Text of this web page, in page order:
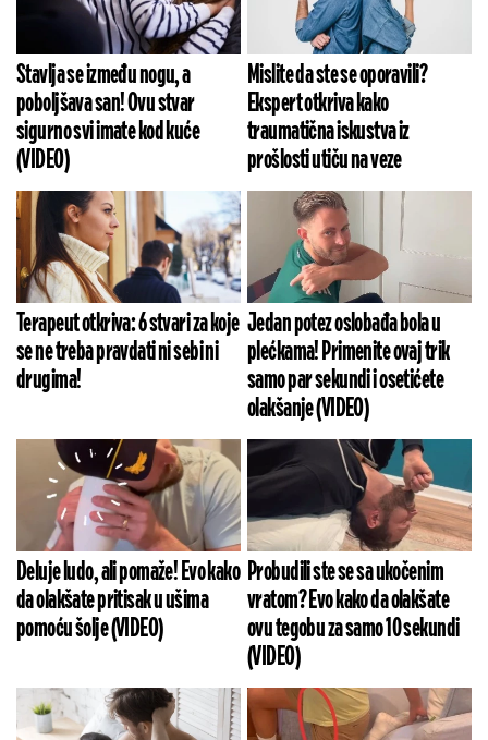
Stavlja se između nogu, a
poboljšava san! Ovu stvar
sigurno svi imate kod kuće
(VIDEO)
Mislite da ste se oporavili?
Ekspert otkriva kako
traumatična iskustva iz
prošlosti utiču na veze
Terapeut otkriva: 6 stvari za koje
se ne treba pravdati ni sebi ni
drugima!
Jedan potez oslobađa bola u
plećkama! Primenite ovaj trik
samo par sekundi i osetićete
olakšanje (VIDEO)
Deluje ludo, ali pomaže! Evo kako
da olakšate pritisak u ušima
pomoću šolje (VIDEO)
Probudili ste se sa ukočenim
vratom? Evo kako da olakšate
ovu tegobu za samo 10 sekundi
(VIDEO)